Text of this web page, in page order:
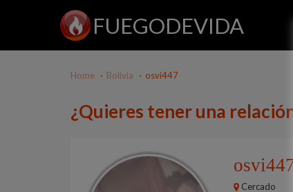
FUEGODEVIDA
Home Bolivia osvi447
¿Quieres tener una relación
Cercado